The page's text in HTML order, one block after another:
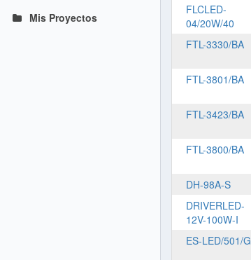
Mis Proyectos
FLCLED-
04/20W/40
FTL-3330/BA
FTL-3801/BA
FTL-3423/BA
FTL-3800/BA
DH-98A-S
DRIVERLED-
12V-100W-I
ES-LED/501/G